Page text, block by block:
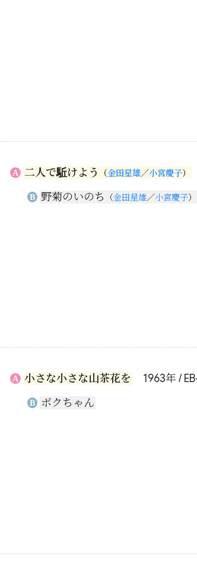
A 二人で駈けよう （金田星雄／小宮慶子）
B 野菊のいのち （金田星雄／小宮慶子）
A 小さな小さな山茶花を 1963年 /
B ボクちゃん